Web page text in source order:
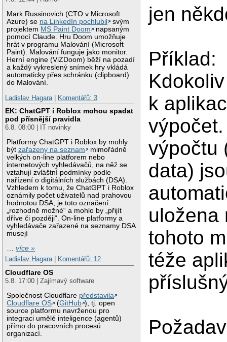
Mark Russinovich (CTO v Microsoft
Azure) se na LinkedIn pochlubil
svým
projektem MS Paint Doom
napsaným
pomocí Claude. Hru Doom umožňuje
hrát v programu Malování (Microsoft
Paint). Malování funguje jako monitor.
Herní engine (ViZDoom) běží na pozadí
a každý vykreslený snímek hry vkládá
automaticky přes schránku (clipboard)
do Malování.
Ladislav Hagara
Komentářů: 3
EK: ChatGPT i Roblox mohou spadat
pod přísnější pravidla
6.8. 08:00 | IT novinky
Platformy ChatGPT i Roblox by mohly
býtzařazeny na seznam
mimořádně
velkých on-line platforem nebo
internetových vyhledávačů, na něž se
vztahují zvláštní podmínky podle
nařízení o digitálních službách (DSA).
Vzhledem k tomu, že ChatGPT i Roblox
oznámily počet uživatelů nad prahovou
hodnotou DSA, je toto označení
„rozhodně možné“ a mohlo by „přijít
dříve či později“. On-line platformy a
vyhledávače zařazené na seznamy DSA
musejí
…více »
Ladislav Hagara| Komentářů: 12
Cloudflare OS
5.8. 17:00 | Zajímavý software
Společnost Cloudflare představila
Cloudflare OS
(GitHub ), tj. open
source platformu navrženou pro
integraci umělé inteligence (agentů)
přímo do pracovních procesů
organizací.
jen
Příklad:
k
výpočtu
data)
uložena
tohoto
téže